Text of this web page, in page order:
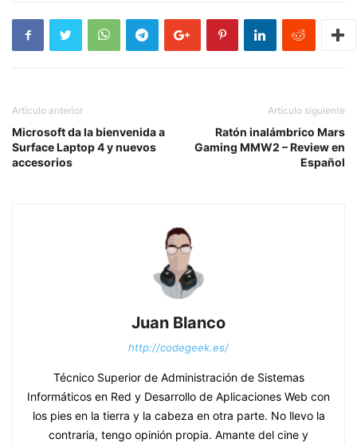
Artículo anterior
Microsoft da la bienvenida a
Surface Laptop 4 y nuevos
accesorios
Artículo siguiente
Ratón inalámbrico Mars
Gaming MMW2 – Review en
Español
Juan Blanco
http://codegeek.es/
Técnico Superior de Administración de Sistemas
Informáticos en Red y Desarrollo de Aplicaciones Web con
los pies en la tierra y la cabeza en otra parte. No llevo la
contraria, tengo opinión propia. Amante del cine y